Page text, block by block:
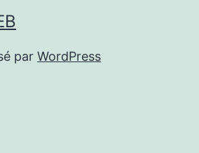
par WordPress